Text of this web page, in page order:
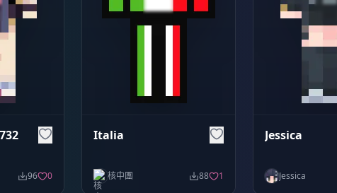
96 0
Italia
核中團 88 1
Jessica
Jessica